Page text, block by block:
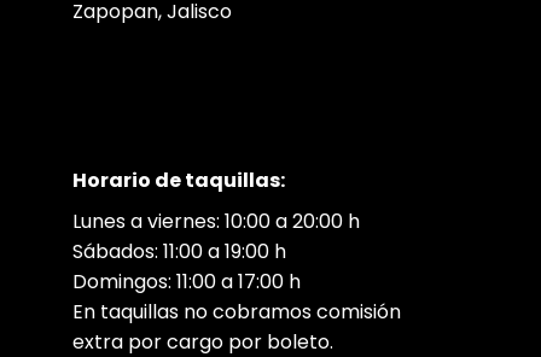
Zapopan, Jalisco
Horario de taquillas:
Lunes a viernes: 10:00 a 20:00 h
Sábados: 11:00 a 19:00 h
Domingos: 11:00 a 17:00 h
En taquillas no cobramos comisión
extra por cargo por boleto.